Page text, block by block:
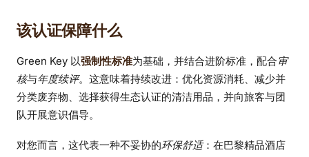
该认证保障什么
Green Key 以强制性标准为基础，并结合进阶标准，配合审
核与年度续评。这意味着持续改进：优化资源消耗、减少并
分类废弃物、选择获得生态认证的清洁用品，并向旅客与团
队开展意识倡导。
对您而言，这代表一种不妥协的环保舒适：在巴黎精品酒店